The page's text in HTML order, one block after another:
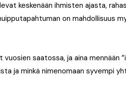
keskenään ihmisten ajasta,
on mahdollisuus
saatossa, ja aina mennään
ja minkä nimenomaan syvempi